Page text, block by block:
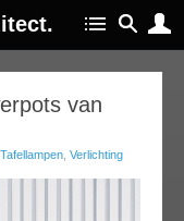
van
Tafellampen Verlichting